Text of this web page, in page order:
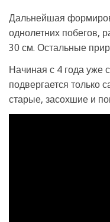
Дальнейшая
однолетних побегов,
30 см. Остальные
Начиная с 4 года уже
подвергается только
старые, засохшие и